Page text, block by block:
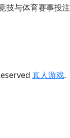
技与体育赛事投注
真人游戏.